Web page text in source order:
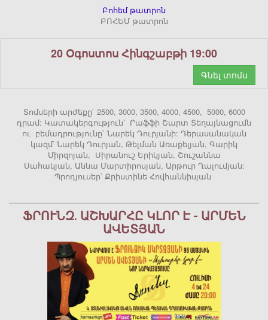
Բոհեմ թատրոն
ԲՈՀԵՄ թատրոն
20 Օգոստոս Հինգշաբթի 19:00
Գնել տոմս
Տոմսերի արժեքը` 2500, 3000, 3500, 4000, 4500, 5000, 6000
դրամ: Կատակերգություն՝ Րաֆֆի Շարտ Տեղայնացումն
ու բեմադրությունը` Նարեկ Դուրյանի: Դերասանական
կազմ՝ Նարեկ Դուրյան, Թելման Առաքելյան, Գարիկ
Միրզոյան, Սիրանուշ Երիկյան, Շուշաննա
Սահակյան, Աննա Մարտիրոսյան, Արթուր Ղալումյան:
Պրոդյուսեր՝ Քրիստինե Հովհաննիսյան
ՖՐՈՒՆԶ. ԱՇԽԱՐՀԸ ԿԼՈՐ Է - ԱՐՄԵՆ
ԱՎԵՏՅԱՆ